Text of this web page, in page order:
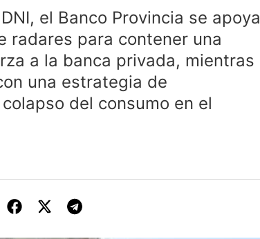
el Banco Provincia se apoya
radares para contener una
a la banca privada, mientras
una estrategia de
del consumo en el